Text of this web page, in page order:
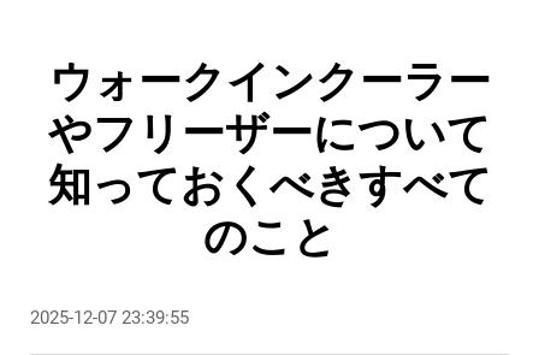
ウォークインクーラー
やフリーザーについて
知っておくべきすべて
のこと
2025-12-07 23:39:55